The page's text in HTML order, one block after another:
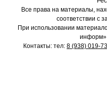
Все права на материалы,
соответствии с
При использовании
информ»
Контакты: тел: 8 (938) 019-